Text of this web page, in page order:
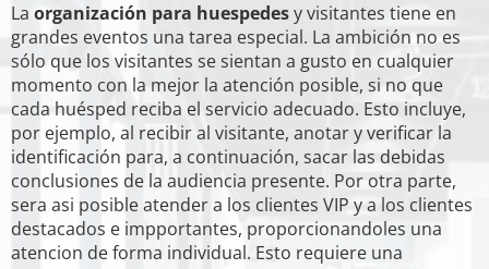
La organización para huespedesy visitantes tiene en
grandes eventos una tarea especial. La ambición no es
sólo que los visitantes se sientan a gusto en cualquier
momento con la mejor la atención posible, si no que
cada huésped reciba el servicio adecuado. Esto incluye,
por ejemplo, al recibir al visitante, anotar y verificar la
identificación para, a continuación, sacar las debidas
conclusiones de la audiencia presente. Por otra parte,
sera asi posible atender a los clientes VIP y a los clientes
destacados e impportantes, proporcionandoles una
atencion de forma individual. Esto requiere una